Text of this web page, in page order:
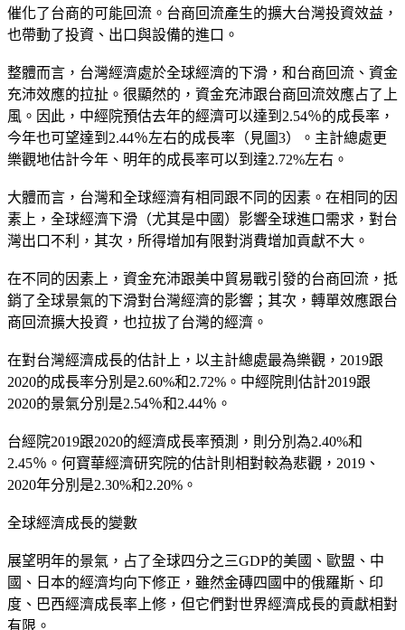
催化了台商的可能回流。台商回流產生的擴大台灣投資效益，
也帶動了投資、出口與設備的進口。
整體而言，台灣經濟處於全球經濟的下滑，和台商回流、資金
充沛效應的拉扯。很顯然的，資金充沛跟台商回流效應占了上
風。因此，中經院預估去年的經濟可以達到2.54％的成長率，
今年也可望達到2.44％左右的成長率（見圖3）。主計總處更
樂觀地估計今年、明年的成長率可以到達2.72%左右。
大體而言，台灣和全球經濟有相同跟不同的因素。在相同的因
素上，全球經濟下滑（尤其是中國）影響全球進口需求，對台
灣出口不利，其次，所得增加有限對消費增加貢獻不大。
在不同的因素上，資金充沛跟美中貿易戰引發的台商回流，抵
銷了全球景氣的下滑對台灣經濟的影響；其次，轉單效應跟台
商回流擴大投資，也拉拔了台灣的經濟。
在對台灣經濟成長的估計上，以主計總處最為樂觀，2019跟
2020的成長率分別是2.60%和2.72%。中經院則估計2019跟
2020的景氣分別是2.54％和2.44％。
台經院2019跟2020的經濟成長率預測，則分別為2.40%和
2.45％。何寶華經濟研究院的估計則相對較為悲觀，2019、
2020年分別是2.30%和2.20%。
全球經濟成長的變數
展望明年的景氣，占了全球四分之三GDP的美國、歐盟、中
國、日本的經濟均向下修正，雖然金磚四國中的俄羅斯、印
度、巴西經濟成長率上修，但它們對世界經濟成長的貢獻相對
有限。